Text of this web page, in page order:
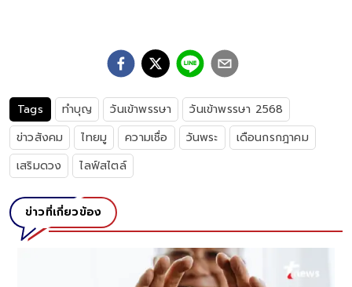
Tags ทำบุญ วันเข้าพรรษา
วันเข้าพรรษา 2568
ข่าวสังคม
ไทยมู ความเชื่อ วันพระ
เดือนกรกฎาคม
เสริมดวง
ไลฟ์สไตล์
ข่าวที่เกี่ยวข้อง